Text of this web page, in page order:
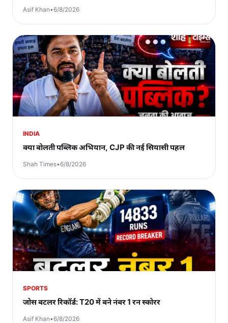
Asif Khan•6/8/2026
INDIA
क्या बोलती पब्लिक अभियान, CJP की नई सियासी पहल
Shah Times•6/8/2026
SPORTS
जोस बटलर रिकॉर्ड: T20 में बने नंबर 1 रन स्कोरर
Asif Khan•6/8/2026